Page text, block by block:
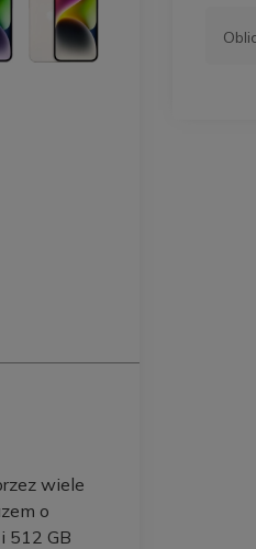
wiele
o
512 GB